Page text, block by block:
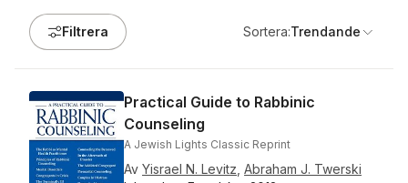
Filtrera Sortera:Trendande
Practical Guide to Rabbinic
Counseling
A Jewish Lights Classic Reprint
Av Yisrael N. Levitz Abraham J. Twerski